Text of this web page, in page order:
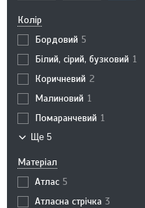
Колір
Бордовий 5
Білий, сірий, бузковий 1
Коричневий 2
Малиновий 1
Помаранчевий 1
Ще 5
Матеріал
Атлас 5
Атласна стрічка 3